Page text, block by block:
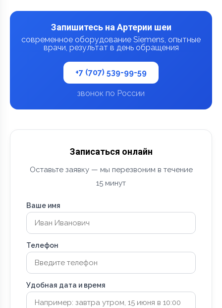
Запишитесь на Артерии шеи
современное оборудование Siemens, опытные
врачи, результат в день обращения
+7 (707) 539-99-59
звонок по России
Записаться онлайн
Оставьте заявку — мы перезвоним в течение
15 минут
Ваше имя
Телефон
Удобная дата и время